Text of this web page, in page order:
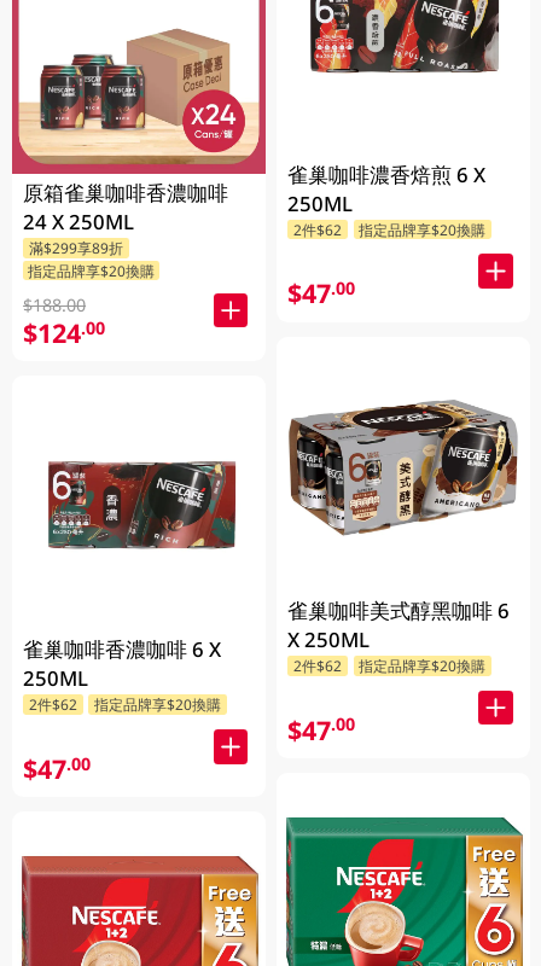
原箱雀巢咖啡香濃咖啡
24 X 250ML
滿$299享89折
指定品牌享$20換購
$188.00
$124.00
雀巢咖啡香濃咖啡 6 X
250ML
2件$62 指定品牌享$20換購
$47.00
雀巢咖啡濃香焙煎 6 X
250ML
2件$62 指定品牌享$20換購
$47.00
雀巢咖啡美式醇黑咖啡 6
X 250ML
2件$62 指定品牌享$20換購
$47.00